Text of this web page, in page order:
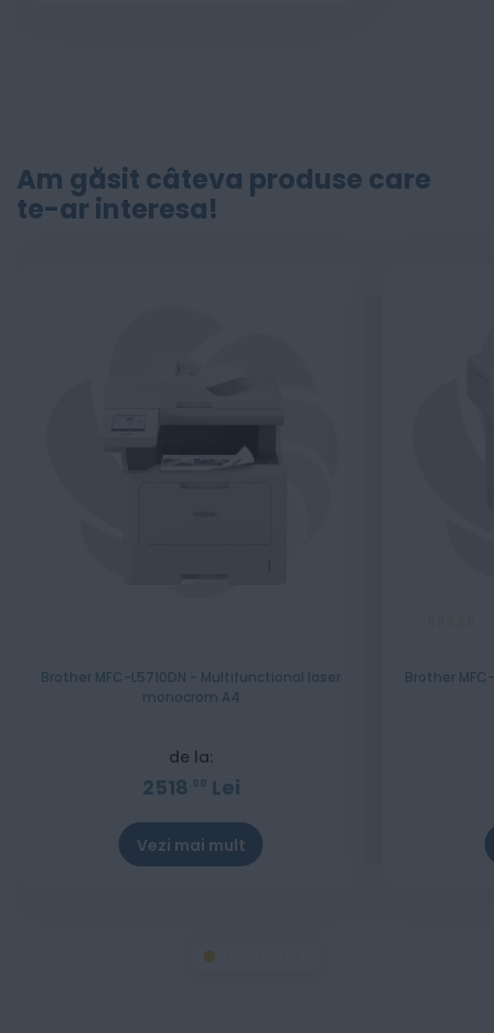
Am găsit câteva produse care
te-ar interesa!
Brother MFC-L5710DN - Multifunctional laser
monocrom A4
de la:
2518 00 Lei
Vezi mai mult
Stoc epuizat
Brother